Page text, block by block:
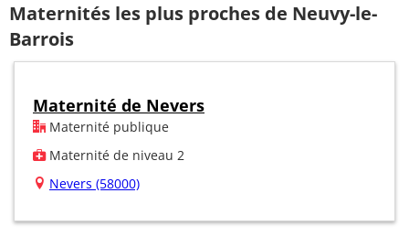
Maternités les plus proches de Neuvy-le-
Barrois
Maternité de Nevers
Maternité publique
Maternité de niveau 2
Nevers (58000)